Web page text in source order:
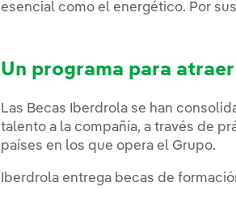
esencial como el energético. Por
Un programa para
Las Becas Iberdrola se han
talento a la compañía, a través de
países en los que opera el Grupo.
Iberdrola entrega becas de